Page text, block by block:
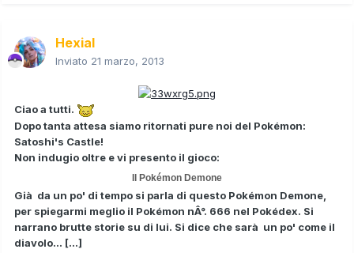
Hexial
Inviato 21 marzo, 2013
Ciao a tutti.
Dopo tanta attesa siamo ritornati pure noi del Pokémon:
Satoshi's Castle!
Non indugio oltre e vi presento il gioco:
Il Pokémon Demone
Già da un po' di tempo si parla di questo Pokémon Demone,
per spiegarmi meglio il Pokémon nÂ°. 666 nel Pokédex. Si
narrano brutte storie su di lui. Si dice che sarà un po' come il
diavolo... [...]